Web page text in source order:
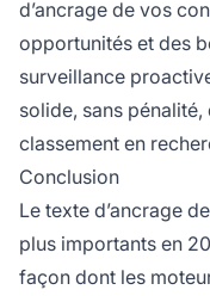
d’ancrage de vos
opportunités et des
surveillance
solide, sans
classement en
Conclusion
Le texte d’ancrage
plus importants en
façon dont les